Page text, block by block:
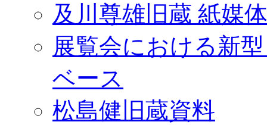
及川尊雄旧蔵 紙媒
展覧会における新
ベース
松島健旧蔵資料